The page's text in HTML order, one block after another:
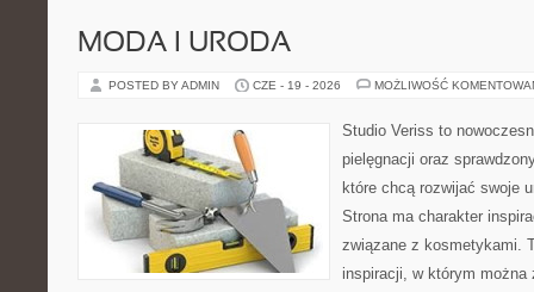
MODA I URODA
POSTED BY ADMIN CZE - 19 - 2026 MOŻLIWOŚĆ
Studio Veriss to
pielęgnacji oraz
które chcą rozwijać swoje
Strona ma charakter
związane z kosmetykami.
inspiracji, w którym